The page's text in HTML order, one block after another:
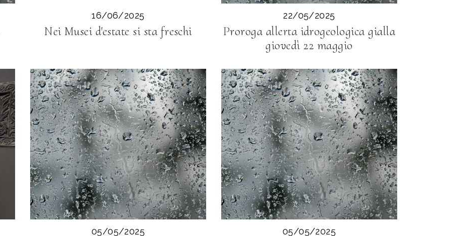
16/06/2025
Nei Musei d'estate si sta freschi
22/05/2025
Proroga allerta idrogeologica gialla
giovedì 22 maggio
05/05/2025 05/05/2025